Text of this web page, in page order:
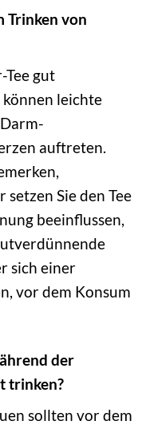
Trinken von
Tee gut
leichte
auftreten.
Sie den Tee
beeinflussen,
sich einer
vor dem Konsum
der
trinken?
sollten vor dem